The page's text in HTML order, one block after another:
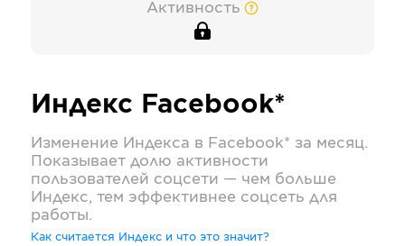
Активность
Индекс Facebook*
Изменение Индекса в Facebook* за месяц.
Показывает долю активности
пользователей соцсети — чем больше
Индекс, тем эффективнее соцсеть для
работы.
Как считается Индекс и что это значит?